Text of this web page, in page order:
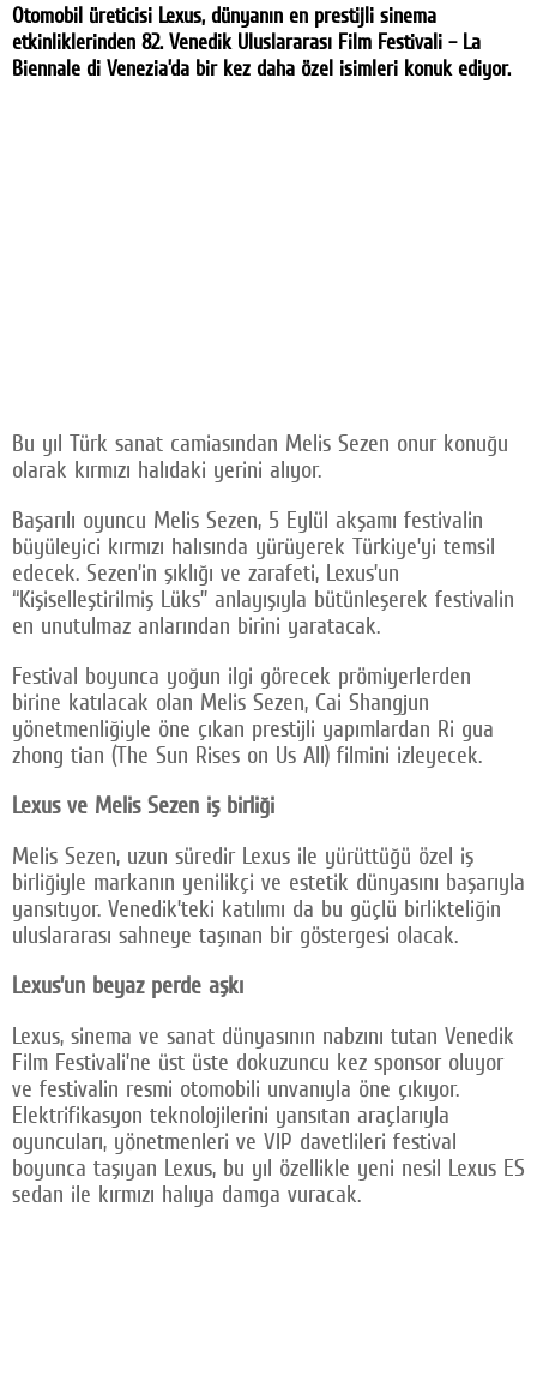
Otomobil üreticisi Lexus, dünyanın en prestijli sinema
etkinliklerinden 82. Venedik Uluslararası Film Festivali – La
Biennale di Venezia’da bir kez daha özel isimleri konuk ediyor.
Bu yıl Türk sanat camiasından Melis Sezen onur konuğu
olarak kırmızı halıdaki yerini alıyor.
Başarılı oyuncu Melis Sezen, 5 Eylül akşamı festivalin
büyüleyici kırmızı halısında yürüyerek Türkiye’yi temsil
edecek. Sezen’in şıklığı ve zarafeti, Lexus’un
“Kişiselleştirilmiş Lüks” anlayışıyla bütünleşerek festivalin
en unutulmaz anlarından birini yaratacak.
Festival boyunca yoğun ilgi görecek prömiyerlerden
birine katılacak olan Melis Sezen, Cai Shangjun
yönetmenliğiyle öne çıkan prestijli yapımlardan Ri gua
zhong tian (The Sun Rises on Us All) filmini izleyecek.
Lexus ve Melis Sezen iş birliği
Melis Sezen, uzun süredir Lexus ile yürüttüğü özel iş
birliğiyle markanın yenilikçi ve estetik dünyasını başarıyla
yansıtıyor. Venedik’teki katılımı da bu güçlü birlikteliğin
uluslararası sahneye taşınan bir göstergesi olacak.
Lexus’un beyaz perde aşkı
Lexus, sinema ve sanat dünyasının nabzını tutan Venedik
Film Festivali’ne üst üste dokuzuncu kez sponsor oluyor
ve festivalin resmi otomobili unvanıyla öne çıkıyor.
Elektrifikasyon teknolojilerini yansıtan araçlarıyla
oyuncuları, yönetmenleri ve VIP davetlileri festival
boyunca taşıyan Lexus, bu yıl özellikle yeni nesil Lexus ES
sedan ile kırmızı halıya damga vuracak.